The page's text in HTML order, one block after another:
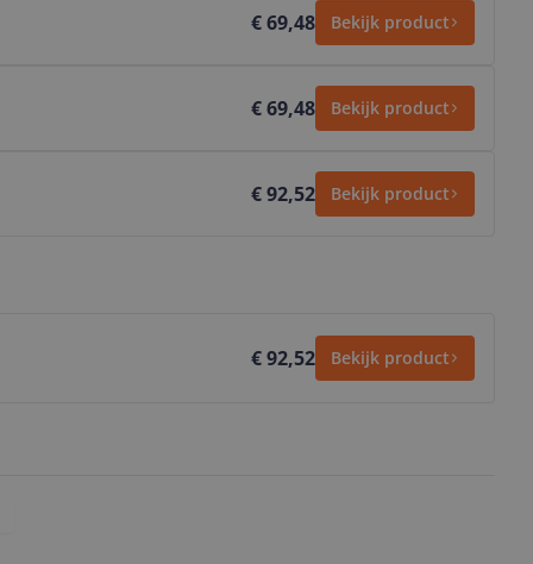
€ 69,48 Bekijk product
€ 69,48 Bekijk product
€ 92,52 Bekijk product
€ 92,52 Bekijk product